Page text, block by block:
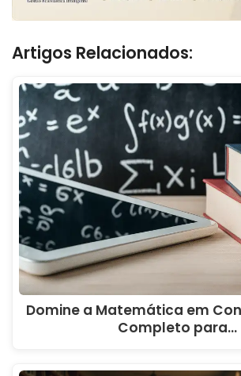
Artigos Relacionados:
Domine a Matemática em
Completo para…